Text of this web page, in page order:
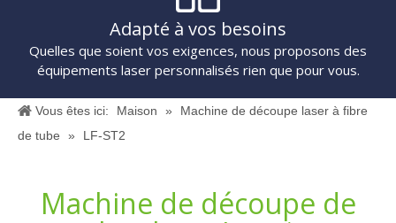
Adapté à vos besoins
Quelles que soient vos exigences, nous proposons des
équipements laser personnalisés rien que pour vous.
Vous êtes ici: Maison »
Machine de découpe laser à fibre
de tube
» LF-ST2
Machine de découpe de